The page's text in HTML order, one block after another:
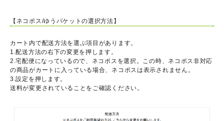
【ネコポス/ゆうパケットの選択方法】
カート内で配送方法を選ぶ項目があります。
1.配送方法の右下の変更を押します。
2.宅配便になっているので、ネコポスを選択。この時、ネコポス非対応
の商品がカートに入っている場合、ネコポスは表示されません。
3.設定を押します。
送料が変更されていることをご確認ください。